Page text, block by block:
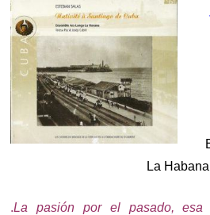
La Habana
.La pasión por el pasado, esa